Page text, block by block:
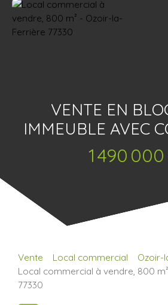
VENTE EN
IMMEUBLE AVEC
1 490 000
Vente Local commercial
Ozoir-
Local commercial à vendre, 800
77330